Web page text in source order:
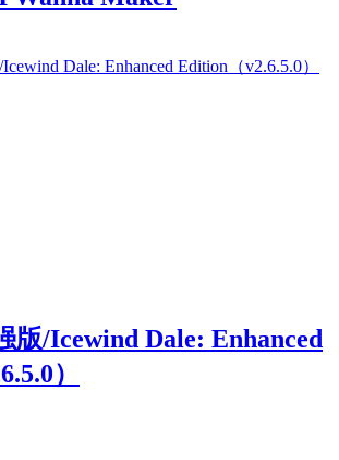
版/Icewind Dale: Enhanced
）